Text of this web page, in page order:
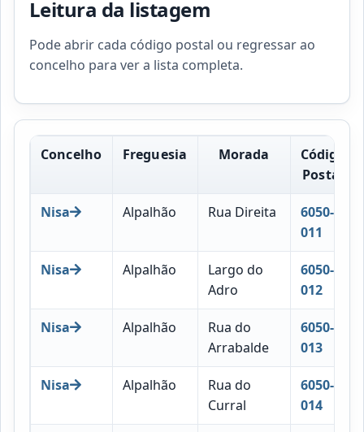
Leitura da listagem
Pode abrir cada código postal ou regressar ao
concelho para ver a lista completa.
Concelho Freguesia Morada
Código
Postal
Nisa Alpalhão Rua Direita
6050-
011
Nisa Alpalhão
Largo do
Adro
6050-
012
Nisa Alpalhão
Rua do
Arrabalde
6050-
013
Nisa Alpalhão
Rua do
Curral
6050-
014